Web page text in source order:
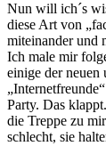
Nun will ich´s
diese Art von
miteinander und
Ich male mir
einige der neuen
Party. Das
die Treppe zu
schlecht, sie